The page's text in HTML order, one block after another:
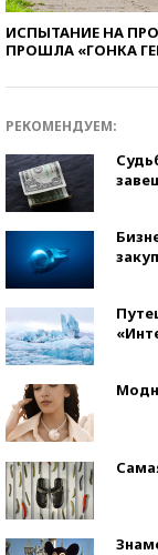
ИСПЫТАНИЕ НА
ПРОШЛА «ГОНКА
РЕКОМЕНДУЕМ: